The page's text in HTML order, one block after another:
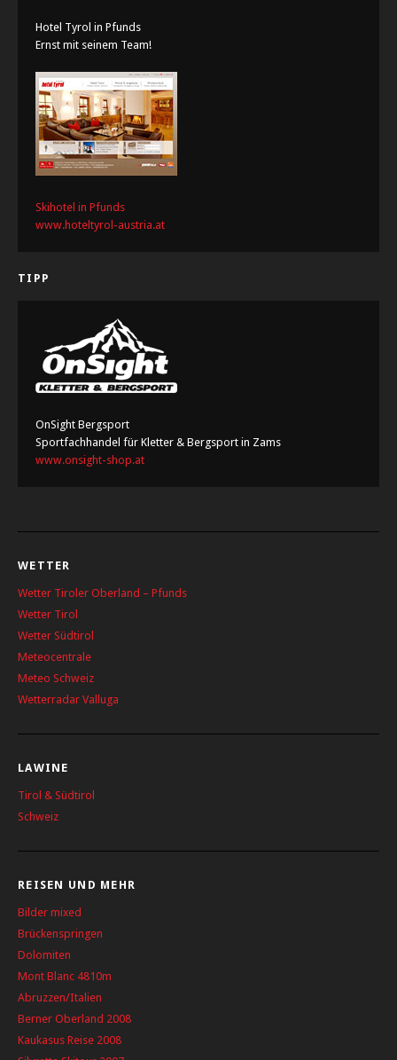
Hotel Tyrol in Pfunds
Ernst mit seinem Team!
Skihotel in Pfunds
www.hoteltyrol-austria.at
TIPP
OnSight Bergsport
Sportfachhandel für Kletter & Bergsport in Zams
www.onsight-shop.at
WETTER
Wetter Tiroler Oberland – Pfunds
Wetter Tirol
Wetter Südtirol
Meteocentrale
Meteo Schweiz
Wetterradar Valluga
LAWINE
Tirol & Südtirol
Schweiz
REISEN UND MEHR
Bilder mixed
Brückenspringen
Dolomiten
Mont Blanc 4810m
Abruzzen/Italien
Berner Oberland 2008
Kaukasus Reise 2008